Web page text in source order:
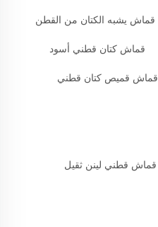
قماش يشبه الكتان من القطن
قماش كتان قطني أسود
قماش قميص كتان قطني
قماش قطني لينن ثقيل